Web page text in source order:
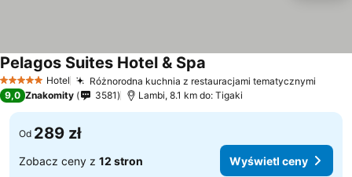
5 KategoriaHotel Różnorodna kuchnia z restauracjami tematycznymi
Pelagos Suites Hotel & Spa
9,0 Znakomity 3581 Lambi, 8.1 km do: Tigaki
Od 289 zł
Zobacz ceny z 12 stron Wyświetl ceny